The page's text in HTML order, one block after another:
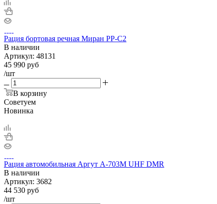
Рация бортовая речная Миран РР-С2
В наличии
Артикул: 48131
45 990 руб
/шт
В корзину
Советуем
Новинка
Рация автомобильная Аргут А-703М UHF DMR
В наличии
Артикул: 3682
44 530 руб
/шт